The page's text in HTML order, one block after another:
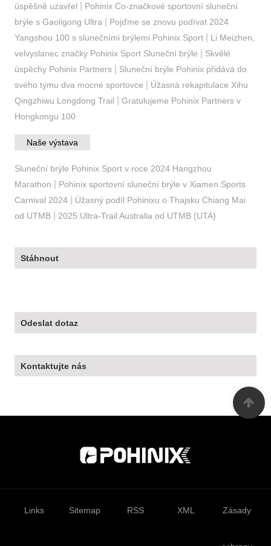
úspěšně uzavřel
Pohinix Co-značkové sportovní sluneční
brýle s Gaoligong Ultra
Pojďme se znovu podívat 2024
Yangshou 100 s slunečními brýlemi Pohinix Sport| Li Meizhen,
velvyslanec značky Pohinix Sport Sluneční brýle
Skvělé
úspěchy Pohinix Partners| Sluneční brýle Pohinix přidává do
svého týmu dva mocné sportovce
Úžasná rekapitulace Xihu
Qingzhiwu Longdong Trail
Gratulujeme Pohinix Partners v
Hongkongu 100
Naše výstava
Sluneční brýle Pohinix Sport v roce 2024 Hangzhou
Marathon
Pohinix sportovní sluneční brýle v Xiamen Sports
Carnival 2024| Úžasný podíl Pohinixu o Thajsku Chiang Mai
od UTMB| 2025 Ultra-Trail Australia od UTMB (UTA)
Stáhnout
Odeslat dotaz
Kontaktujte nás
Links Sitemap RSS XML Zásady